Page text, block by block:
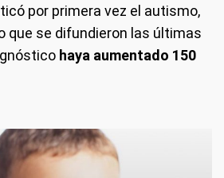
por primera vez el autismo,
que se difundieron las últimas
haya aumentado 150